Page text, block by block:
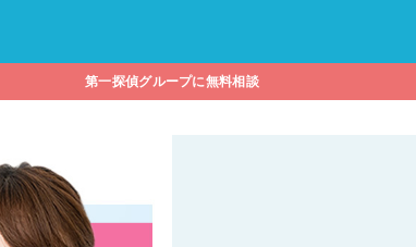
第一探偵グループに無料相談